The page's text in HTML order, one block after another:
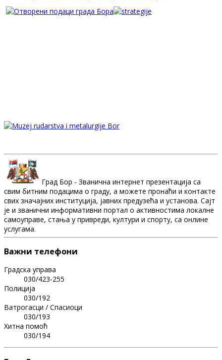
Град Бор - Званична интернет презентација са
свим битним подацима о граду, а можете пронаћи и контакте
свих значајних институција, јавних предузећа и установа. Сајт
је и званични информативни портал о активностима локалне
самоуправе, стања у привреди, култури и спорту, са онлине
услугама.
Важни телефони
Градска управа
030/423-255
Полиција
030/192
Ватрогасци / Спасиоци
030/193
Хитна помоћ
030/194